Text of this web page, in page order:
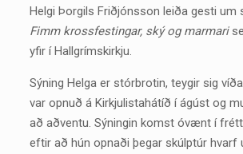
Helgi Þorgils Friðjónsson leiða gesti um
Fimm krossfestingar, ský og marmari
yfir í Hallgrímskirkju.
Sýning Helga er stórbrotin, teygir sig
var opnuð á Kirkjulistahátíð í ágúst og
að aðventu. Sýningin komst óvænt í
eftir að hún opnaði þegar skúlptúr hvarf